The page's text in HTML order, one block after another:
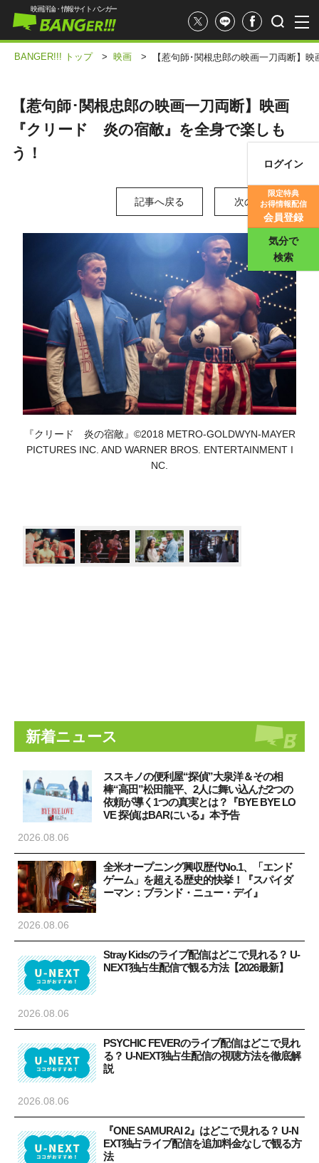
映画評価
映画評論・情報サイト バンガー
ログイン
限定特典
お得情報配信
会員登録
気分で
検索
BANGER!!! トップ > 映画 > 【惹句師･関根忠郎の映画一刀両断】
【惹句師･関根忠郎の映画一刀両断】映画
『クリード 炎の宿敵』を全身で楽しも
う！
記事へ戻る 次の写真 >
『クリード 炎の宿敵』©2018 METRO-GOLDWYN-MAYER
PICTURES INC. AND WARNER BROS. ENTERTAINMENT I
NC.
新着ニュース
ススキノの便利屋“探偵”大泉洋＆その相
棒“高田”松田龍平、2人に舞い込んだ2つの
依頼が導く1つの真実とは？『BYE BYE LO
VE 探偵はBARにいる』本予告
2026.08.06
全米オープニング興収歴代No.1、「エンド
ゲーム」を超える歴史的快挙！『スパイダ
ーマン：ブランド・ニュー・デイ』
2026.08.06
Stray Kidsのライブ配信はどこで見れる？ U-
NEXT独占生配信で観る方法【2026最新】
2026.08.06
PSYCHIC FEVERのライブ配信はどこで見れ
る？ U-NEXT独占生配信の視聴方法を徹底解
説
2026.08.06
『ONE SAMURAI 2』はどこで見れる？ U-N
EXT独占ライブ配信を追加料金なしで観る方
法